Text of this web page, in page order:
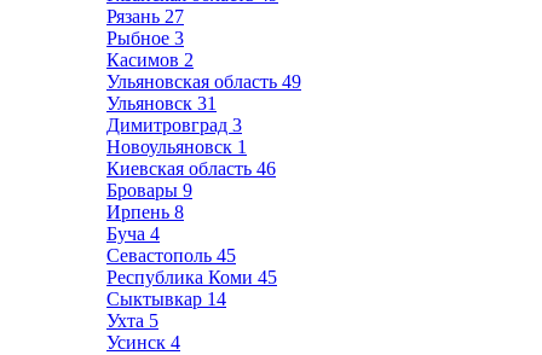
Рязань 27
Рыбное 3
Касимов 2
Ульяновская область 49
Ульяновск 31
Димитровград 3
Новоульяновск 1
Киевская область 46
Бровары 9
Ирпень 8
Буча 4
Севастополь 45
Республика Коми 45
Сыктывкар 14
Ухта 5
Усинск 4